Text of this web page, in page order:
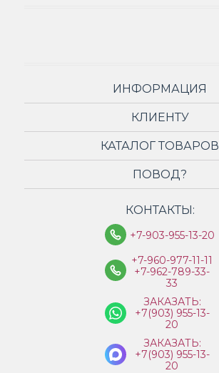
ИНФОРМАЦИЯ
КЛИЕНТУ
КАТАЛОГ ТОВАРОВ
ПОВОД?
КОНТАКТЫ:
+7-903-955-13-20
+7-960-977-11-11
+7-962-789-33-
33
ЗАКАЗАТЬ:
+7(903) 955-13-
20
ЗАКАЗАТЬ:
+7(903) 955-13-
20